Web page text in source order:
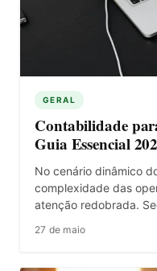
GERAL
Contabilidade
Guia Essencial
No cenário dinâmico
complexidade das
atenção redobrada.
27 de maio